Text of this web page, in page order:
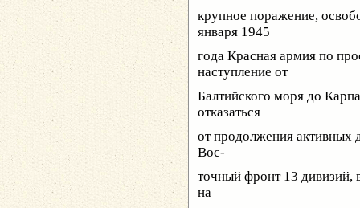
крупное поражение,
января 1945
года Красная армия по
наступление от
Балтийского моря до
отказаться
от продолжения активных
Вос-
точный фронт 13 дивизий,
на